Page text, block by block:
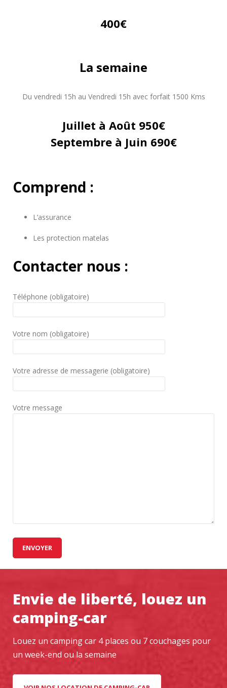
400€
La semaine
Du vendredi 15h au Vendredi 15h avec forfait 1500 Kms
Juillet à Août 950€
Septembre à Juin 690€
Comprend :
L’assurance
Les protection matelas
Contacter nous :
Téléphone (obligatoire)
Votre nom (obligatoire)
Votre adresse de messagerie (obligatoire)
Votre message
Envie de liberté, louez un
camping-car
Louez un camping car 4 places ou 7 couchages pour
un week-end ou la semaine